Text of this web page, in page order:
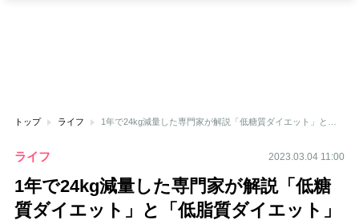
トップ ライフ
ライフ 2023.03.04 11:00
1年で24kg減量した専門家が解説「低糖
質ダイエット」と「低脂質ダイエット」